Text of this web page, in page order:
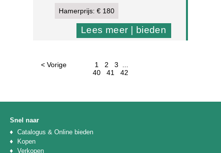
Hamerprijs: € 180
Lees meer | bieden
< Vorige 1 2 3
40
41 42
Snel naar
Catalogus & Online bieden
Kopen
Verkopen